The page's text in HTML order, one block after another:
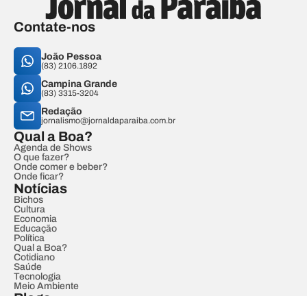
Contate-nos
João Pessoa
(83) 2106.1892
Campina Grande
(83) 3315-3204
Redação
jornalismo@jornaldaparaiba.com.br
Qual a Boa?
Agenda de Shows
O que fazer?
Onde comer e beber?
Onde ficar?
Notícias
Bichos
Cultura
Economia
Educação
Política
Qual a Boa?
Cotidiano
Saúde
Tecnologia
Meio Ambiente